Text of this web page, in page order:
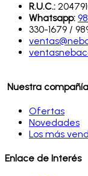
R.U.C.:
Whatsapp:
330-1679 /
Nuestra compañía
Ofertas
Novedades
Los más
Enlace de Interés